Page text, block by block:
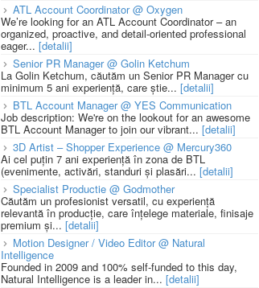
ATL Account Coordinator @ Oxygen
We’re looking for an ATL Account Coordinator – an
organized, proactive, and detail-oriented professional
eager... [detalii]
Senior PR Manager @ Golin Ketchum
La Golin Ketchum, căutăm un Senior PR Manager cu
minimum 5 ani experiență, care știe... [detalii]
BTL Account Manager @ YES Communication
Job description: We're on the lookout for an awesome
BTL Account Manager to join our vibrant... [detalii]
3D Artist – Shopper Experience @ Mercury360
Ai cel puțin 7 ani experiență în zona de BTL
(evenimente, activări, standuri și plasări... [detalii]
Specialist Productie @ Godmother
Căutăm un profesionist versatil, cu experiență
relevantă în producție, care înțelege materiale, finisaje
premium și... [detalii]
Motion Designer / Video Editor @ Natural
Intelligence
Founded in 2009 and 100% self-funded to this day,
Natural Intelligence is a leader in... [detalii]